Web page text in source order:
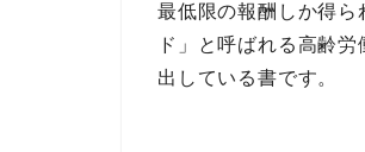
最低限の報酬しか得
ド」と呼ばれる高齢労
出している書です。